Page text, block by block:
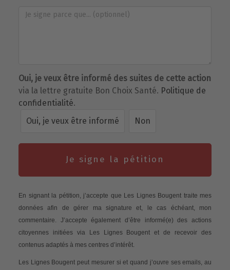
Oui, je veux être informé des suites de cette action
via la lettre gratuite Bon Choix Santé. Politique de
confidentialité.
Oui, je veux être informé
Non
Je signe la pétition
En signant la pétition, j’accepte que Les Lignes Bougent traite mes
données afin de gérer ma signature et, le cas échéant, mon
commentaire. J’accepte également d’être informé(e) des actions
citoyennes initiées via Les Lignes Bougent et de recevoir des
contenus adaptés à mes centres d’intérêt.
Les Lignes Bougent peut mesurer si et quand j’ouvre ses emails, au